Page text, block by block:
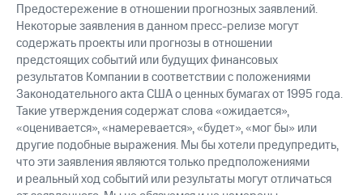
Предостережение в отношении прогнозных заявлений.
Некоторые заявления в данном пресс-релизе могут
содержать проекты или прогнозы в отношении
предстоящих событий или будущих финансовых
результатов Компании в соответствии с положениями
Законодательного акта США о ценных бумагах от 1995 года.
Такие утверждения содержат слова «ожидается»,
«оценивается», «намеревается», «будет», «мог бы» или
другие подобные выражения. Мы бы хотели предупредить,
что эти заявления являются только предположениями
и реальный ход событий или результаты могут отличаться